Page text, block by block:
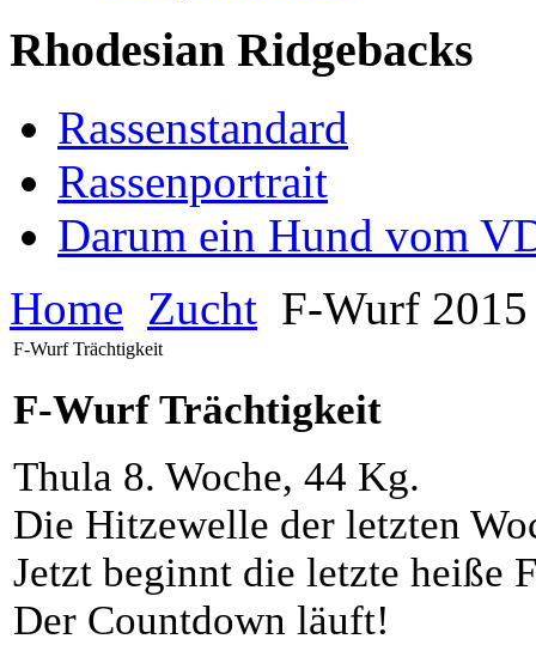
Rhodesian Ridgebacks
Rassenstandard
Rassenportrait
Darum ein Hund vom
Home Zucht F-Wurf
F-Wurf Trächtigkeit
F-Wurf Trächtigkeit
Thula 8. Woche, 44 Kg.
Die Hitzewelle der letzten
Jetzt beginnt die letzte heiße
Der Countdown läuft!